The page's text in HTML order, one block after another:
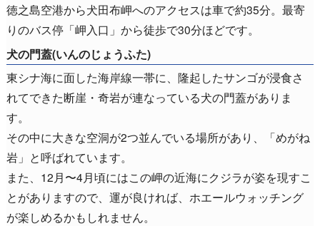
徳之島空港から犬田布岬へのアクセスは車で約35分。最寄
りのバス停「岬入口」から徒歩で30分ほどです。
犬の門蓋(いんのじょうふた)
東シナ海に面した海岸線一帯に、隆起したサンゴが浸食さ
れてできた断崖・奇岩が連なっている犬の門蓋がありま
す。
その中に大きな空洞が2つ並んでいる場所があり、「めがね
岩」と呼ばれています。
また、12月〜4月頃にはこの岬の近海にクジラが姿を現すこ
とがありますので、運が良ければ、ホエールウォッチング
が楽しめるかもしれません。